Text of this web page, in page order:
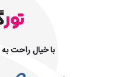
با خیال راحت به